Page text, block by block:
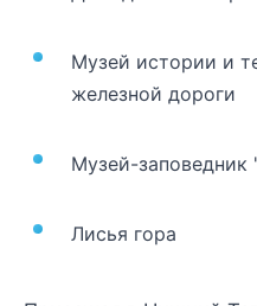
Музей истории и
железной дороги
Музей-заповедник
Лисья гора